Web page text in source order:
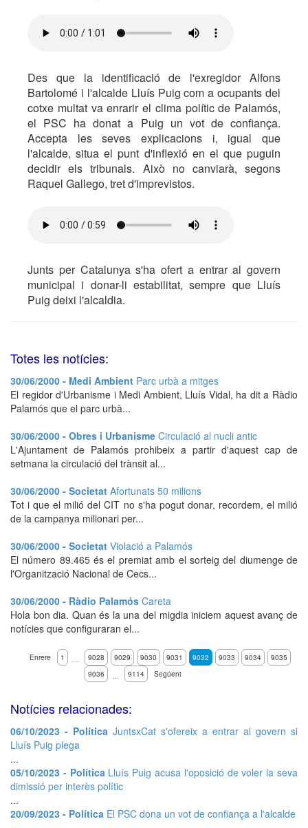
Des que la identificació de l'exregidor Alfons
Bartolomé i l'alcalde Lluís Puig com a ocupants del
cotxe multat va enrarir el clima polític de Palamós,
el PSC ha donat a Puig un vot de confiança.
Accepta les seves explicacions i, igual que
l'alcalde, situa el punt d'inflexió en el que puguin
decidir els tribunals. Això no canviarà, segons
Raquel Gallego, tret d'imprevistos.
Junts per Catalunya s'ha ofert a entrar al govern
municipal i donar-li estabilitat, sempre que Lluís
Puig deixi l'alcaldia.
Totes les notícies:
30/06/2000 - Medi Ambient Parc urbà a mitges
El regidor d'Urbanisme i Medi Ambient, Lluís Vidal, ha dit a Ràdio
Palamós que el parc urbà...
30/06/2000 - Obres i Urbanisme Circulació al nucli antic
L'Ajuntament de Palamós prohibeix a partir d'aquest cap de
setmana la circulació del trànsit al...
30/06/2000 - Societat Afortunats 50 milions
Tot i que el milió del CIT no s'ha pogut donar, recordem, el milió
de la campanya milionari per...
30/06/2000 - Societat Violació a Palamós
El número 89.465 és el premiat amb el sorteig del diumenge de
l'Organització Nacional de Cecs...
30/06/2000 - Ràdio Palamós Careta
Hola bon dia. Quan és la una del migdia iniciem aquest avanç de
notícies que configuraran el...
Enrere 1 … 9028 9029 9030 9031 9032 9033 9034
9035
9036
… 9114 Següent
Notícies relacionades:
06/10/2023 - Política JuntsxCat s'ofereix a entrar al govern si
Lluís Puig plega
...
05/10/2023 - PolíticaLluís Puig acusa l'oposició de voler la seva
dimissió per interès polític
...
20/09/2023 - Política El PSC dona un vot de confiança a l'alcalde